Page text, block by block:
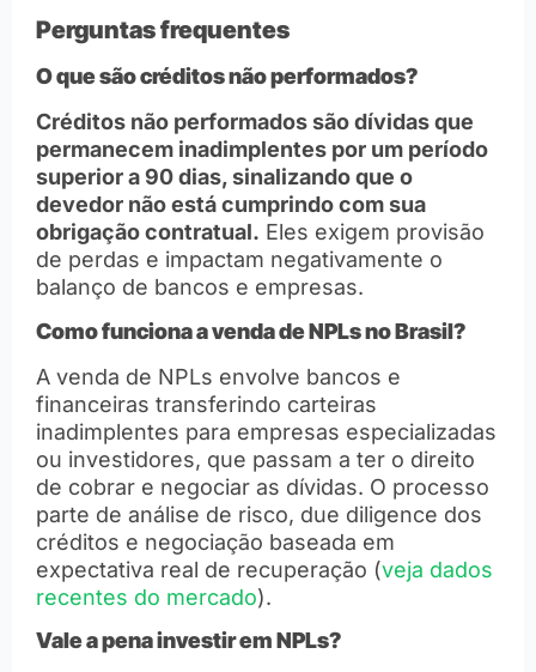
Perguntas frequentes
O que são créditos não performados?
Créditos não performados são dívidas que
permanecem inadimplentes por um período
superior a 90 dias, sinalizando que o
devedor não está cumprindo com sua
obrigação contratual. Eles exigem provisão
de perdas e impactam negativamente o
balanço de bancos e empresas.
Como funciona a venda de NPLs no Brasil?
A venda de NPLs envolve bancos e
financeiras transferindo carteiras
inadimplentes para empresas especializadas
ou investidores, que passam a ter o direito
de cobrar e negociar as dívidas. O processo
parte de análise de risco, due diligence dos
créditos e negociação baseada em
expectativa real de recuperação (veja dados
recentes do mercado).
Vale a pena investir em NPLs?